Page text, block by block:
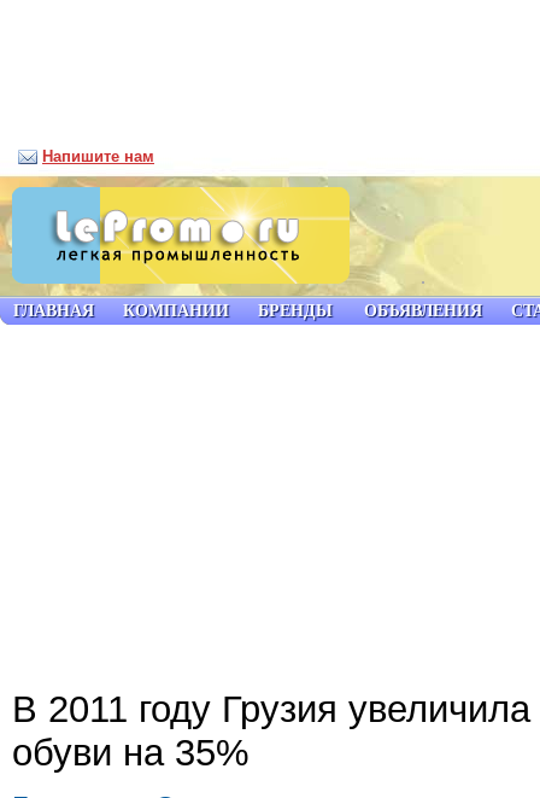
В 2011 году Грузия
обуви на 35%
ГЛАВНАЯ КОМПАНИИ БРЕНДЫ ОБЪЯВЛЕНИЯ
Напишите нам